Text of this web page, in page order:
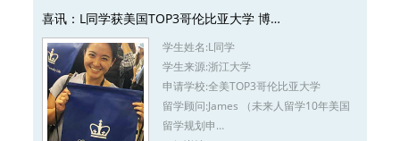
喜讯：L同学获美国TOP3哥伦比亚大学 博…
学生姓名:L同学
学生来源:浙江大学
申请学校:全美TOP3哥伦比亚大学
留学顾问:James （未来人留学10年美国
留学规划申…